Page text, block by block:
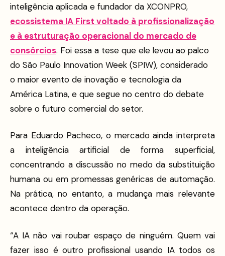
inteligência aplicada e fundador da XCONPRO,
ecossistema IA First voltado à profissionalização
e à estruturação operacional do mercado de
consórcios. Foi essa a tese que ele levou ao palco
do São Paulo Innovation Week (SPIW), considerado
o maior evento de inovação e tecnologia da
América Latina, e que segue no centro do debate
sobre o futuro comercial do setor.
Para Eduardo Pacheco, o mercado ainda interpreta
a inteligência artificial de forma superficial,
concentrando a discussão no medo da substituição
humana ou em promessas genéricas de automação.
Na prática, no entanto, a mudança mais relevante
acontece dentro da operação.
“A IA não vai roubar espaço de ninguém. Quem vai
fazer isso é outro profissional usando IA todos os